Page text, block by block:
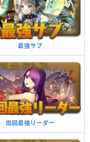
最強サブ
周回最強リーダー